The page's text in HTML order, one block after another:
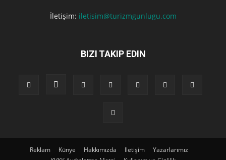
İletişim: iletisim@turizmgunlugu.com
BIZI TAKIP EDIN
Reklam Künye Hakkımızda Iletişim
Yazarlarımız